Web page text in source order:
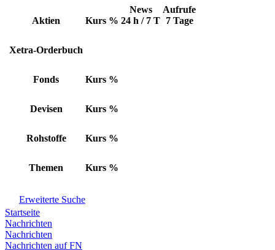
Aktien Kurs %
News
24 h / 7 T
Aufrufe
7 Tage
Xetra-Orderbuch
Fonds Kurs %
Devisen Kurs %
Rohstoffe Kurs %
Themen Kurs %
Erweiterte Suche
Startseite
Nachrichten
Nachrichten
Nachrichten auf FN